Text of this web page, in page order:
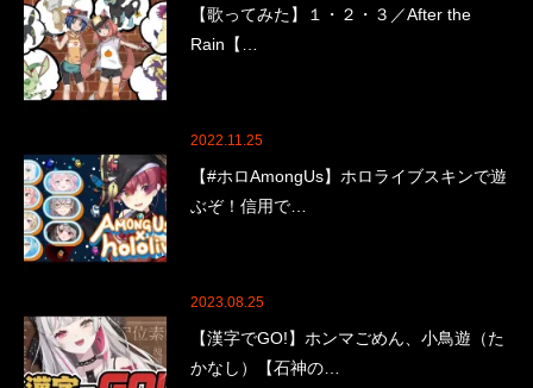
【歌ってみた】１・２・３／After the
Rain【…
2022.11.25
【#ホロAmongUs】ホロライブスキンで遊
ぶぞ！信用で…
2023.08.25
【漢字でGO!】ホンマごめん、小鳥遊（た
かなし）【石神の…